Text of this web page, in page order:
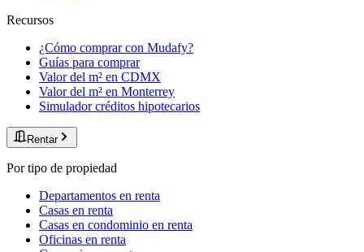
Recursos
¿Cómo comprar con Mudafy?
Guías para comprar
Valor del m² en CDMX
Valor del m² en Monterrey
Simulador créditos hipotecarios
Rentar
Por tipo de propiedad
Departamentos en renta
Casas en renta
Casas en condominio en renta
Oficinas en renta